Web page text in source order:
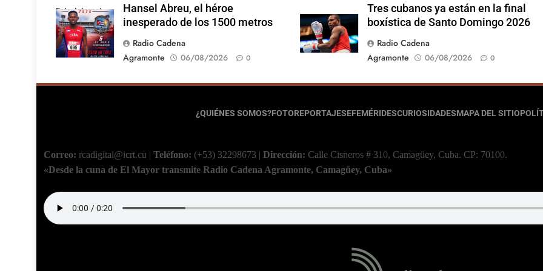
Foto: Internet
Hansel Abreu, el héroe
inesperado de los 1500 metros
Radio Cadena
Agramonte
06/08/2026 0
Tres cubanos ya están en la final
boxística de Santo Domingo 2026
Radio Cadena
Agramonte
06/08/2026 0
¿QUIÉNES SOMOS?FOTOREPORTAJESEFEMÉRIDESCURIOSIDADESMAPA DEL SITIO
Correo: rcadigital@icrt.cu | Teléfono: (+53) 32298673 | Dirección: Calle Cisneros # 310, Camagüey, Cuba. CP: 70100.
«Desde la cuna de El Mayor transmite Radio Cadena Agramonte, Camagüey, Cuba»